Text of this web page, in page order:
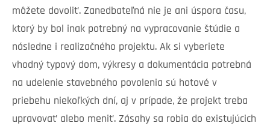
môžete dovoliť. Zanedbateľná nie je ani úspora času,
ktorý by bol inak potrebný na vypracovanie štúdie a
následne i realizačného projektu. Ak si vyberiete
vhodný typový dom, výkresy a dokumentácia potrebná
na udelenie stavebného povolenia sú hotové v
priebehu niekoľkých dní, aj v prípade, že projekt treba
upravovať alebo meniť. Zásahy sa robia do existujúcich